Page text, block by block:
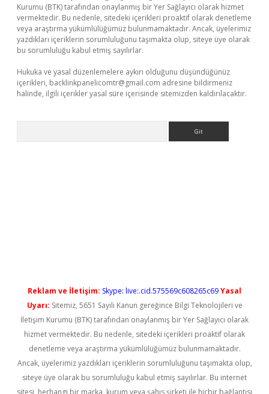
Kurumu (BTK) tarafından onaylanmış bir Yer Sağlayıcı olarak hizmet
vermektedir. Bu nedenle, sitedeki içerikleri proaktif olarak denetleme
veya araştırma yükümlülüğümüz bulunmamaktadır. Ancak, üyelerimiz
yazdıkları içeriklerin sorumluluğunu taşımakta olup, siteye üye olarak
bu sorumluluğu kabul etmiş sayılırlar.
Hukuka ve yasal düzenlemelere aykırı olduğunu düşündüğünüz
içerikleri, backlinkpanelicomtr@gmail.com adresine bildirmeniz
halinde, ilgili içerikler yasal süre içerisinde sitemizden kaldırılacaktır.
Reklam ve İletişim: Skype: live:.cid.575569c608265c69Yasal
Uyarı: Sitemiz, 5651 Sayılı Kanun gereğince Bilgi Teknolojileri ve
İletişim Kurumu (BTK) tarafından onaylanmış bir Yer Sağlayıcı olarak
hizmet vermektedir. Bu nedenle, sitedeki içerikleri proaktif olarak
denetleme veya araştırma yükümlülüğümüz bulunmamaktadır.
Ancak, üyelerimiz yazdıkları içeriklerin sorumluluğunu taşımakta olup,
siteye üye olarak bu sorumluluğu kabul etmiş sayılırlar. Bu internet
sitesi, herhangi bir marka, kurum veya şahıs şirketi ile hiçbir bağlantısı